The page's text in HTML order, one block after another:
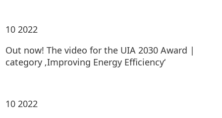
10 2022
Out now! The video for the UIA 2030 Award |
category ‚Improving Energy Efficiency‘
10 2022